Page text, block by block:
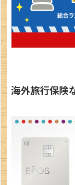
海外旅行保険